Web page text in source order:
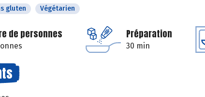
gluten Végétarien
de personnes Préparation
30 min